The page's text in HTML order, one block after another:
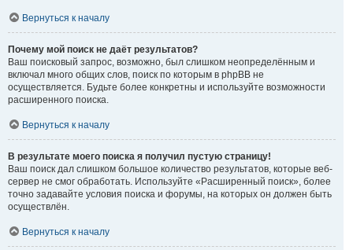
Вернуться к началу
Почему мой поиск не даёт результатов?
Ваш поисковый запрос, возможно, был слишком неопределённым и
включал много общих слов, поиск по которым в phpBB не
осуществляется. Будьте более конкретны и используйте возможности
расширенного поиска.
Вернуться к началу
В результате моего поиска я получил пустую страницу!
Ваш поиск дал слишком большое количество результатов, которые веб-
сервер не смог обработать. Используйте «Расширенный поиск», более
точно задавайте условия поиска и форумы, на которых он должен быть
осуществлён.
Вернуться к началу